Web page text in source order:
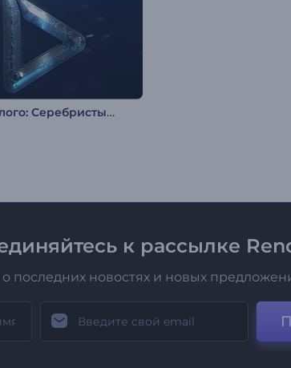
Анимация лого: Серебристый распад
к рассылке
о последних новостях и новых